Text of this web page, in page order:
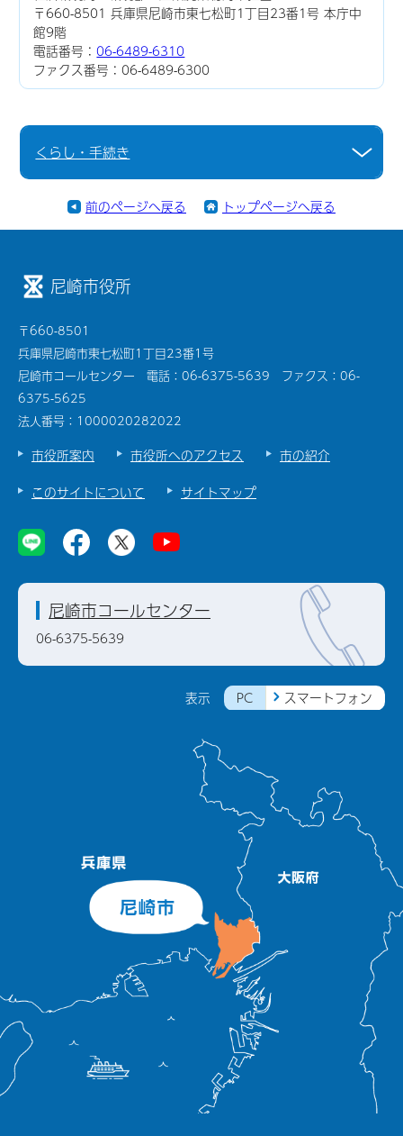
〒660-8501 兵庫県尼崎市東七松町1丁目23番1号 本庁中
館9階
電話番号：06-6489-6310
ファクス番号：06-6489-6300
くらし・手続き
前のページへ戻る トップページへ戻る
尼崎市役所
〒660-8501
兵庫県尼崎市東七松町1丁目23番1号
尼崎市コールセンター 電話：06-6375-5639 ファクス：06-
6375-5625
法人番号：1000020282022
市役所案内 市役所へのアクセス
市の紹介
このサイトについて
サイトマップ
表示 PC スマートフォン
尼崎市コールセンター
06-6375-5639